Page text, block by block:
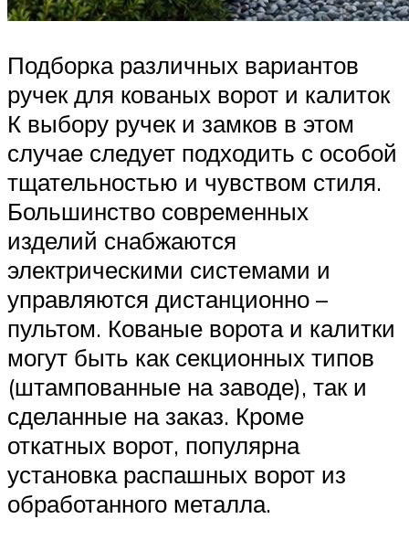
Подборка различных вариантов
ручек для кованых ворот и калиток
К выбору ручек и замков в этом
случае следует подходить с особой
тщательностью и чувством стиля.
Большинство современных
изделий снабжаются
электрическими системами и
управляются дистанционно –
пультом. Кованые ворота и калитки
могут быть как секционных типов
(штампованные на заводе), так и
сделанные на заказ. Кроме
откатных ворот, популярна
установка распашных ворот из
обработанного металла.